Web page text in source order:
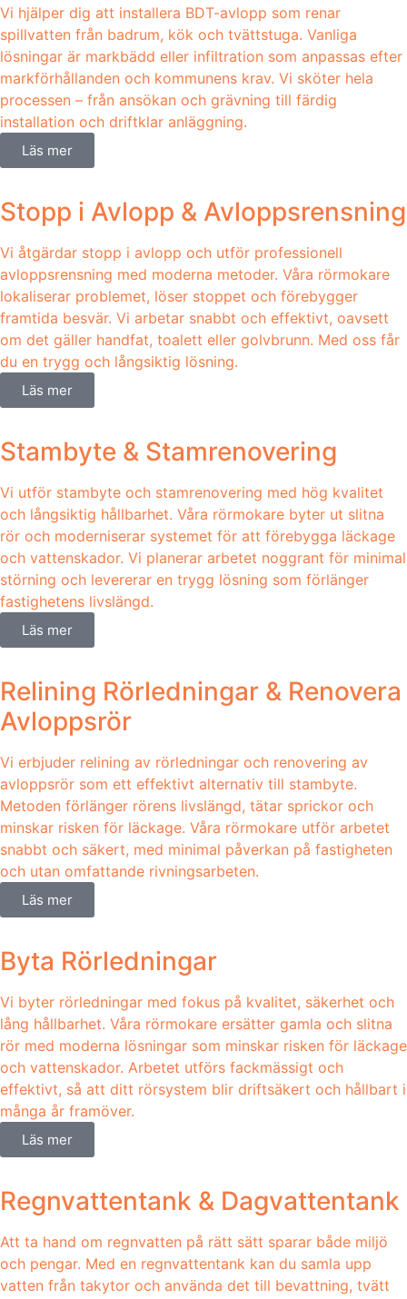
Vi hjälper dig att installera BDT-avlopp som renar
spillvatten från badrum, kök och tvättstuga. Vanliga
lösningar är markbädd eller infiltration som anpassas efter
markförhållanden och kommunens krav. Vi sköter hela
processen – från ansökan och grävning till färdig
installation och driftklar anläggning.
Läs mer
Stopp i Avlopp & Avloppsrensning
Vi åtgärdar stopp i avlopp och utför professionell
avloppsrensning med moderna metoder. Våra rörmokare
lokaliserar problemet, löser stoppet och förebygger
framtida besvär. Vi arbetar snabbt och effektivt, oavsett
om det gäller handfat, toalett eller golvbrunn. Med oss får
du en trygg och långsiktig lösning.
Läs mer
Stambyte & Stamrenovering
Vi utför stambyte och stamrenovering med hög kvalitet
och långsiktig hållbarhet. Våra rörmokare byter ut slitna
rör och moderniserar systemet för att förebygga läckage
och vattenskador. Vi planerar arbetet noggrant för minimal
störning och levererar en trygg lösning som förlänger
fastighetens livslängd.
Läs mer
Relining Rörledningar & Renovera
Avloppsrör
Vi erbjuder relining av rörledningar och renovering av
avloppsrör som ett effektivt alternativ till stambyte.
Metoden förlänger rörens livslängd, tätar sprickor och
minskar risken för läckage. Våra rörmokare utför arbetet
snabbt och säkert, med minimal påverkan på fastigheten
och utan omfattande rivningsarbeten.
Läs mer
Byta Rörledningar
Vi byter rörledningar med fokus på kvalitet, säkerhet och
lång hållbarhet. Våra rörmokare ersätter gamla och slitna
rör med moderna lösningar som minskar risken för läckage
och vattenskador. Arbetet utförs fackmässigt och
effektivt, så att ditt rörsystem blir driftsäkert och hållbart i
många år framöver.
Läs mer
Regnvattentank & Dagvattentank
Att ta hand om regnvatten på rätt sätt sparar både miljö
och pengar. Med en regnvattentank kan du samla upp
vatten från takytor och använda det till bevattning, tvätt